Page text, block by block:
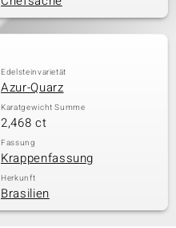
Edelsteinvarietät
Azur-Quarz
Karatgewicht Summe
2,468 ct
Fassung
Krappenfassung
Herkunft
Brasilien